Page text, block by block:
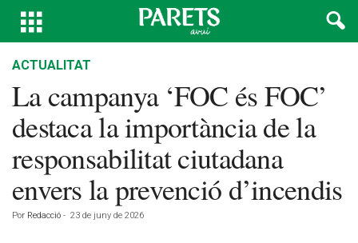
ACTUALITAT
La campanya ‘FOC és FOC’
destaca la importància de la
responsabilitat ciutadana
envers la prevenció d’incendis
Por Redacció - 23 de juny de 2026